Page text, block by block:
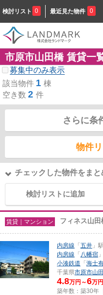
検討リスト 0 最近見た物件 0
市原市山田橋 賃貸一
募集中のみ表示
該当物件 1 棟
空き数 2 件
さらに条
物件
チェックした物件をまと
検討リストに追加
賃貸｜マンション フィネス山田
内房線 「 五井 」
内房線 「 八幡宿
小湊鉄道 「 海士
千葉県市原市山
4.8万円～6万円
築年数：築30年